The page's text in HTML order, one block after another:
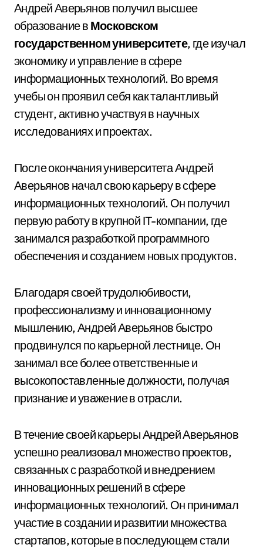
Андрей Аверьянов получил высшее
образование в Московском
государственном университете, где изучал
экономику и управление в сфере
информационных технологий. Во время
учебы он проявил себя как талантливый
студент, активно участвуя в научных
исследованиях и проектах.
После окончания университета Андрей
Аверьянов начал свою карьеру в сфере
информационных технологий. Он получил
первую работу в крупной IT-компании, где
занимался разработкой программного
обеспечения и созданием новых продуктов.
Благодаря своей трудолюбивости,
профессионализму и инновационному
мышлению, Андрей Аверьянов быстро
продвинулся по карьерной лестнице. Он
занимал все более ответственные и
высокопоставленные должности, получая
признание и уважение в отрасли.
В течение своей карьеры Андрей Аверьянов
успешно реализовал множество проектов,
связанных с разработкой и внедрением
инновационных решений в сфере
информационных технологий. Он принимал
участие в создании и развитии множества
стартапов, которые в последующем стали